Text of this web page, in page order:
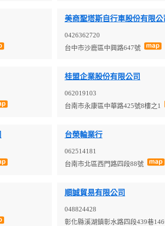
美商聖塔斯自行車股份有限公
0426362720
台中市沙鹿區中興路647號
桂盟企業股份有限公司
062019103
台南市永康區中華路425號8樓之1
台榮輪業行
062514181
台南市北區西門路四段88號
順誠貿易有限公司
048824428
彰化縣溪湖鎮彰水路四段439巷